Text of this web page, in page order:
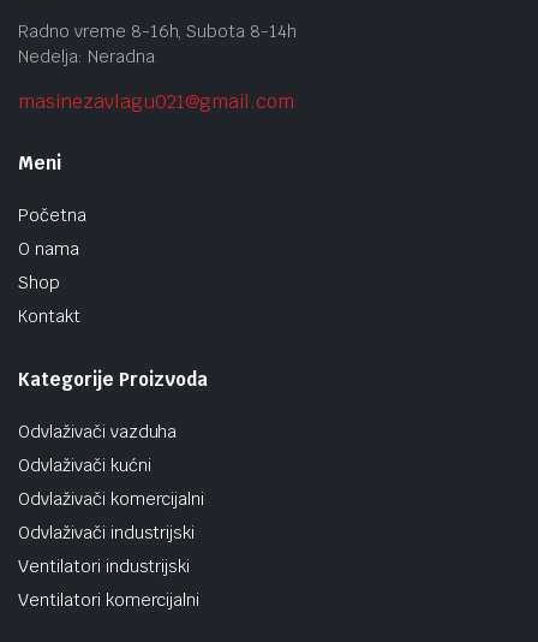
Radno vreme 8-16h, Subota 8-14h
Nedelja: Neradna
masinezavlagu021@gmail.com
Meni
Početna
O nama
Shop
Kontakt
Kategorije Proizvoda
Odvlaživači vazduha
Odvlaživači kućni
Odvlaživači komercijalni
Odvlaživači industrijski
Ventilatori industrijski
Ventilatori komercijalni